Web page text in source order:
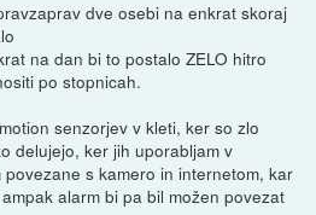
dve osebi na enkrat skoraj
na dan bi to postalo ZELO hitro
po stopnicah.
senzorjev v kleti, ker so zlo
delujejo, ker jih uporabljam v
s kamero in internetom, kar
alarm bi pa bil možen povezat